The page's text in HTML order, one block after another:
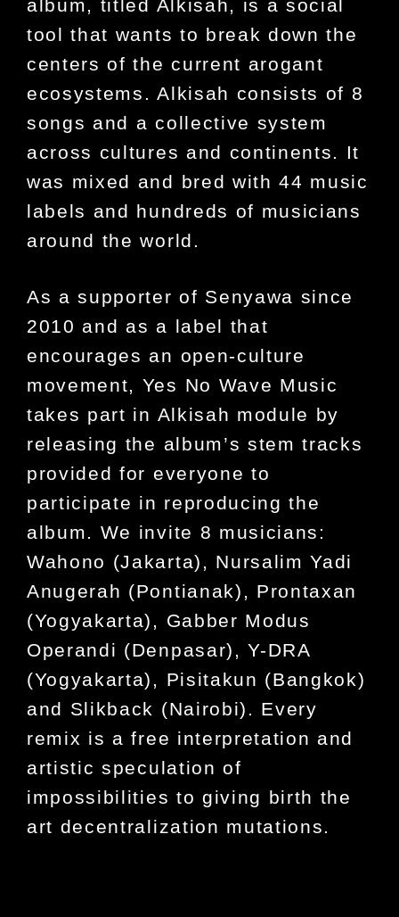
album, titled Alkisah, is a social
tool that wants to break down the
centers of the current arogant
ecosystems. Alkisah consists of 8
songs and a collective system
across cultures and continents. It
was mixed and bred with 44 music
labels and hundreds of musicians
around the world.
As a supporter of Senyawa since
2010 and as a label that
encourages an open-culture
movement, Yes No Wave Music
takes part in Alkisah module by
releasing the album’s stem tracks
provided for everyone to
participate in reproducing the
album. We invite 8 musicians:
Wahono (Jakarta), Nursalim Yadi
Anugerah (Pontianak), Prontaxan
(Yogyakarta), Gabber Modus
Operandi (Denpasar), Y-DRA
(Yogyakarta), Pisitakun (Bangkok)
and Slikback (Nairobi). Every
remix is ​​a free interpretation and
artistic speculation of
impossibilities to giving birth the
art decentralization mutations.